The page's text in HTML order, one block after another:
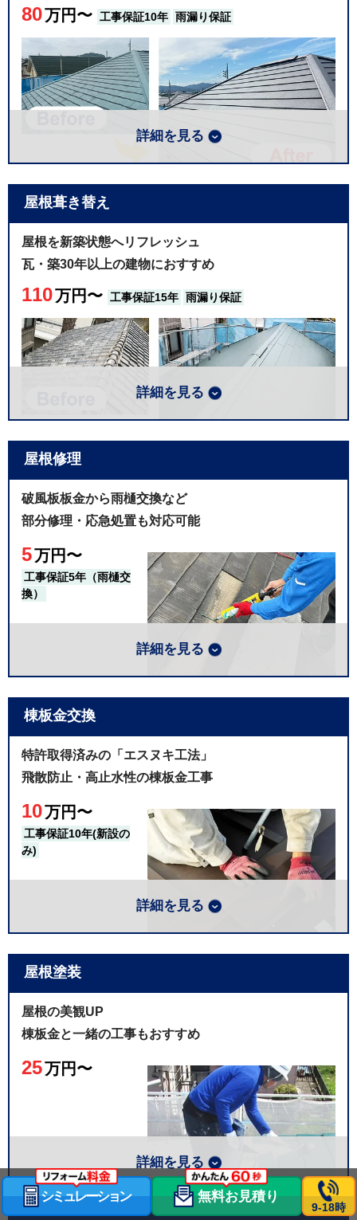
者にお尋ねください。
こちらは屋根カバー工事を実施した現場の写真で
す。既存棟板金を剥がした後になります。築30年以
上経過しているお宅だったため、棟木が変色してい
金属下地であればこうした腐食等の心配はほとんど
ありません！
80万円〜 工事保証10年 雨漏り保証
古い屋根の上に、軽い金属屋根を重ねる工事です。低
価格の石粒付きの金属屋根から、高品質のスーパーガ
ルテクトフッ素などご希望に合わせて４つのプランか
ら比較検討ができます。屋根材は全メーカーお取り扱
い可能です。
選べる４つの工事プラン例※80㎡目安
プラン 屋根材（例） 工事価格
石粒付き
断熱材一体型
ガルバリウム鋼板
ゴールド
エスジーエル鋼板
100万円
プラチナ
断熱材一体型
屋根材はこの他に多数、足場代は含まれていません
屋根カバー工法の詳細はこちら
詳細を見る
屋根葺き替え
屋根を新築状態へリフレッシュ
瓦・築30年以上の建物におすすめ
110万円〜 工事保証15年 雨漏り保証
古い屋根材を取り除いて、新しい屋根材を張る工事で
す。適切な工事でおこなえば、新築よりも耐久性の向
上が見込めます。
選べる４つの工事プラン例※80㎡目安
プラン 屋根材（例） 工事価格
断熱材一体型
ガルバリウム鋼板
ゴールド
プラチナ
断熱材一体型
エスジーエル鋼板（フッ素）
屋根材はこの他に多数、足場代は含まれていません
屋根の葺き替え詳細はこちら
詳細を見る
屋根修理
破風板板金から雨樋交換など
部分修理・応急処置も対応可能
5万円〜
工事保証5年（雨樋交
換）
で崩れた屋根などの応急処置も承ります。
屋根材（例） 工事価格
2~8万円
屋根材はこの他に多数、足場代は含まれていません
屋根修理の詳細はこちら
詳細を見る
棟板金交換
特許取得済みの「エスヌキ工法」
飛散防止・高止水性の棟板金工事
10万円〜
工事保証10年(新設の
み)
た棟板金工事「エスヌキ工法」をご提供しています。
エスヌキ工法は、高い耐久性と止水性で特許取得済
エスヌキの詳細はこちら
詳細を見る
屋根塗装
屋根の美観UP
棟板金と一緒の工事もおすすめ
25万円〜
詳細を見る
シミュレーション 無料お見積り
9-18時